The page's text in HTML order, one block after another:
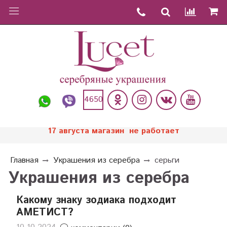
4650
17 августа магазин не работает
Главная Украшения из серебра серьги
Украшения из серебра
Какому знаку зодиака подходит
АМЕТИСТ?